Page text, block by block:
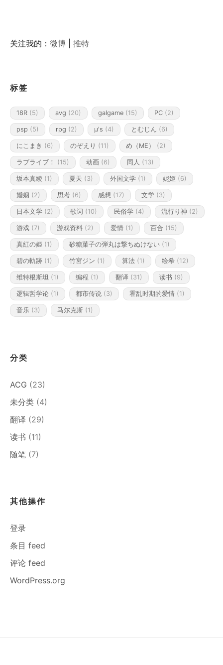
关注我的： 微博 推特
标签
18R (5) avg (20) galgame (15) PC (2)
psp (5) rpg (2) μ's (4) とむじん (6)
にこまき (6) のぞえり (11) め（ME） (2)
ラブライブ！ (15) 动画 (6) 同人 (13)
坂本真綾 (1) 夏天 (3) 外国文学 (1) 妮姬 (6)
婚姻 (2) 思考 (6) 感想 (17) 文学 (3)
日本文学 (2) 歌词 (10) 民俗学 (4) 流行り神 (2)
游戏 (7) 游戏资料 (2) 爱情 (1) 百合 (15)
真紅の姫 (1) 砂糖菓子の弾丸は撃ちぬけない (1)
碧の軌跡 (1) 竹宮ジン (1) 算法 (1) 绘希 (12)
维特根斯坦 (1) 编程 (1) 翻译 (31) 读书 (9)
逻辑哲学论 (1) 都市传说 (3) 霍乱时期的爱情 (1)
音乐 (3) 马尔克斯 (1)
分类
ACG (23)
未分类 (4)
翻译 (29)
读书 (11)
随笔 (7)
其他操作
登录
条目 feed
评论 feed
WordPress.org